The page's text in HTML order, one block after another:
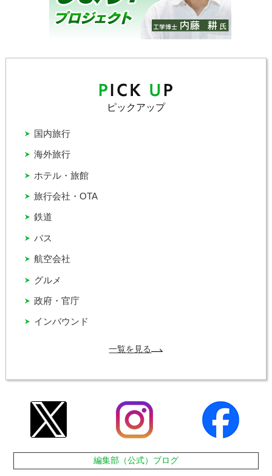
ピックアップ
インバウンド
グルメ
バス
ホテル・旅館
国内旅行
政府・官庁
旅行会社・OTA
海外旅行
航空会社
鉄道
一覧を見る
編集部（公式）ブログ